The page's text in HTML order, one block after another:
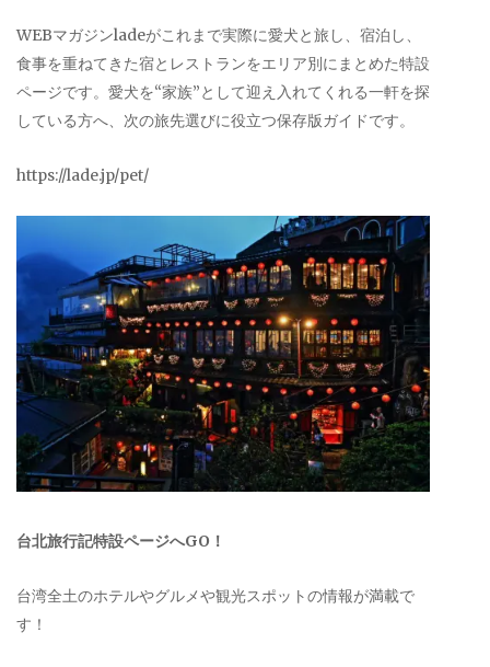
WEBマガジンladeがこれまで実際に愛犬と旅し、宿泊し、
食事を重ねてきた宿とレストランをエリア別にまとめた特設
ページです。愛犬を“家族”として迎え入れてくれる一軒を探
している方へ、次の旅先選びに役立つ保存版ガイドです。
https://lade.jp/pet/
台北旅行記特設ページへGO！
台湾全土のホテルやグルメや観光スポットの情報が満載で
す！